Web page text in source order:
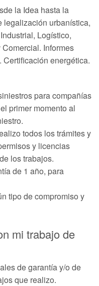
la Idea hasta la
legalización urbanística,
Logístico,
Informes
energética.
para compañías
primer momento al
todos los trámites y
y licencias
los trabajos.
de 1 año, para
tipo de compromiso y
mi trabajo de
de garantía y/o de
que realizo.